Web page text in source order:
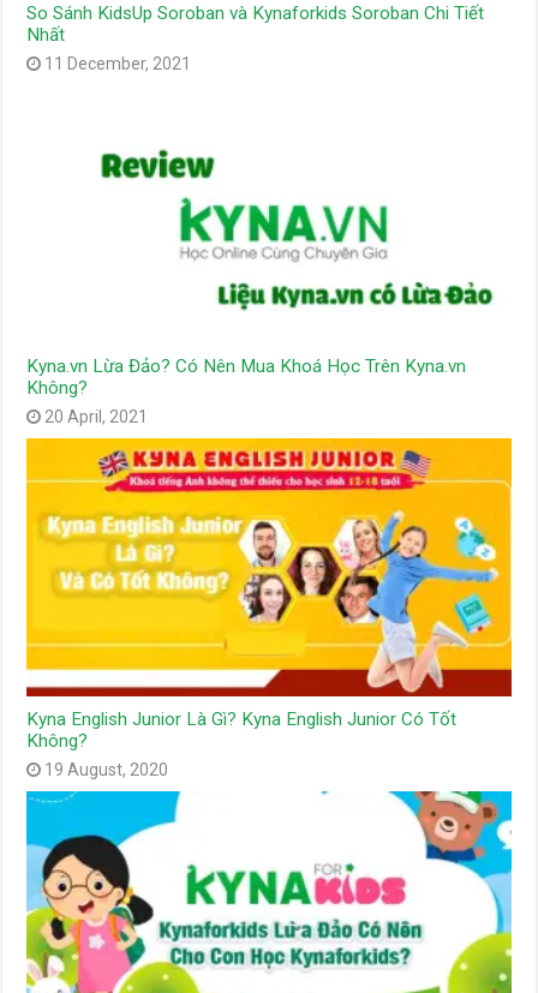
So Sánh KidsUp Soroban và Kynaforkids Soroban Chi Tiết
Nhất
11 December, 2021
Kyna.vn Lừa Đảo? Có Nên Mua Khoá Học Trên Kyna.vn
Không?
20 April, 2021
Kyna English Junior Là Gì? Kyna English Junior Có Tốt
Không?
19 August, 2020